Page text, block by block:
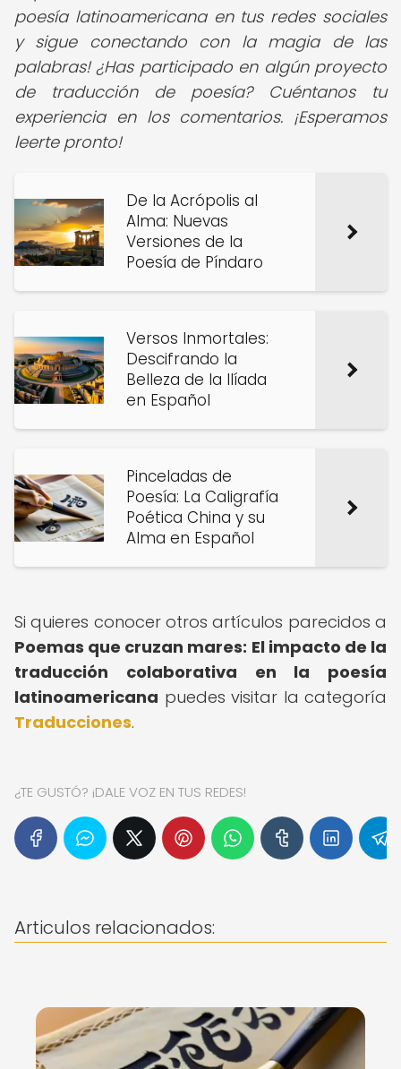
poesía latinoamericana en tus redes sociales
y sigue conectando con la magia de las
palabras! ¿Has participado en algún proyecto
de traducción de poesía? Cuéntanos tu
experiencia en los comentarios. ¡Esperamos
leerte pronto!
De la Acrópolis al
Alma: Nuevas
Versiones de la
Poesía de Píndaro
Versos Inmortales:
Descifrando la
Belleza de la Ilíada
en Español
Pinceladas de
Poesía: La Caligrafía
Poética China y su
Alma en Español
Si quieres conocer otros artículos parecidos a
Poemas que cruzan mares: El impacto de la
traducción colaborativa en la poesía
latinoamericana puedes visitar la categoría
Traducciones.
¿TE GUSTÓ? ¡DALE VOZ EN TUS REDES!
Articulos relacionados: